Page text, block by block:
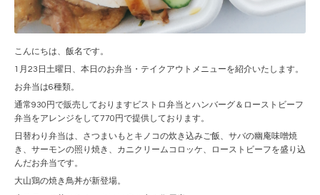
こんにちは、飯名です。
1月23日土曜日、本日のお弁当・テイクアウトメニューを紹介いたします。
お弁当は6種類。
通常930円で販売しておりますビストロ弁当とハンバーグ＆ローストビーフ
弁当をアレンジをして770円で提供しております。
日替わり弁当は、さつまいもとキノコの炊き込みご飯、サバの幽庵味噌焼
き、サーモンの照り焼き、カニクリームコロッケ、ローストビーフを盛り込
んだお弁当です。
大山鶏の焼き鳥丼が新登場。